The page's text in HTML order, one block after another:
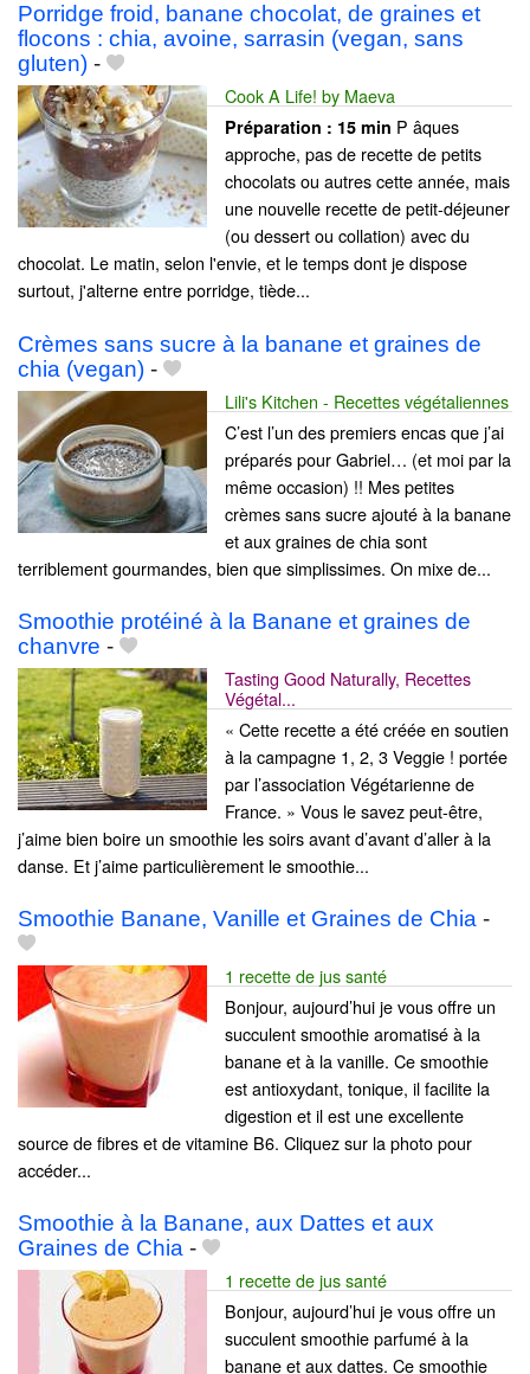
Porridge froid, banane chocolat, de graines et
flocons : chia, avoine, sarrasin (vegan, sans
gluten) -
Cook A Life! by Maeva
Préparation : 15 min P âques
approche, pas de recette de petits
chocolats ou autres cette année, mais
une nouvelle recette de petit-déjeuner
(ou dessert ou collation) avec du
chocolat. Le matin, selon l'envie, et le temps dont je dispose
surtout, j'alterne entre porridge, tiède...
Crèmes sans sucre à la banane et graines de
chia (vegan) -
Lili's Kitchen - Recettes végétaliennes
C’est l’un des premiers encas que j’ai
préparés pour Gabriel… (et moi par la
même occasion) !! Mes petites
crèmes sans sucre ajouté à la banane
et aux graines de chia sont
terriblement gourmandes, bien que simplissimes. On mixe de...
Smoothie protéiné à la Banane et graines de
chanvre -
Tasting Good Naturally, Recettes
Végétal...
« Cette recette a été créée en soutien
à la campagne 1, 2, 3 Veggie ! portée
par l’association Végétarienne de
France. » Vous le savez peut-être,
j’aime bien boire un smoothie les soirs avant d’avant d’aller à la
danse. Et j’aime particulièrement le smoothie...
Smoothie Banane, Vanille et Graines de Chia -
1 recette de jus santé
Bonjour, aujourd’hui je vous offre un
succulent smoothie aromatisé à la
banane et à la vanille. Ce smoothie
est antioxydant, tonique, il facilite la
digestion et il est une excellente
source de fibres et de vitamine B6. Cliquez sur la photo pour
accéder...
Smoothie à la Banane, aux Dattes et aux
Graines de Chia -
1 recette de jus santé
Bonjour, aujourd’hui je vous offre un
succulent smoothie parfumé à la
banane et aux dattes. Ce smoothie